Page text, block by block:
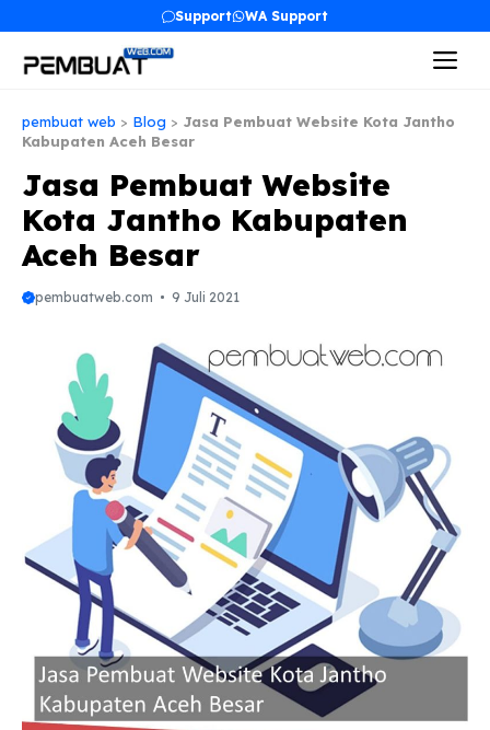
Support WA Support
pembuat web > Blog > Jasa Pembuat Website Kota Jantho
Kabupaten Aceh Besar
Jasa Pembuat Website
Kota Jantho Kabupaten
Aceh Besar
pembuatweb.com 9 Juli 2021